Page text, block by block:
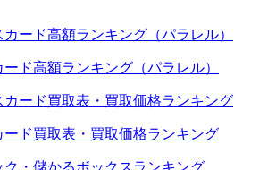
ド高額ランキング（パラレル）
ード買取表・買取価格ランキング